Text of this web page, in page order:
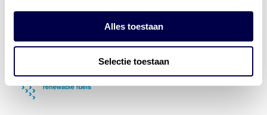
Alles toestaan
Selectie toestaan
enLaadpassen